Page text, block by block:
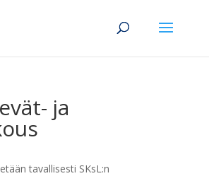
ja
tavallisesti SKsL:n